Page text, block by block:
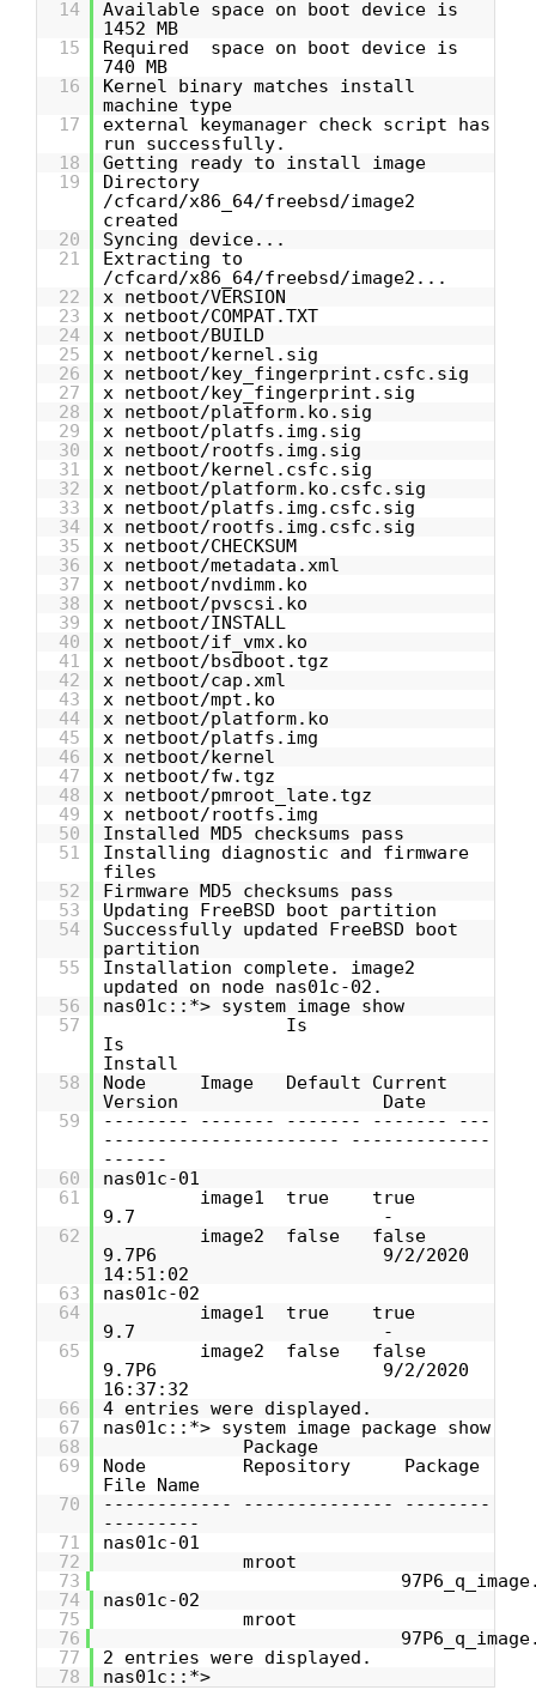
14
Available space on boot device is
1452 MB
15
Required space on boot device is
740 MB
16
Kernel binary matches install
machine type
17
external keymanager check script has
run successfully.
18
Getting ready to install image
19
Directory
/cfcard/x86_64/freebsd/image2
created
20
Syncing device...
21
Extracting to
/cfcard/x86_64/freebsd/image2...
22
x netboot/VERSION
23
x netboot/COMPAT.TXT
24
x netboot/BUILD
25
x netboot/kernel.sig
26
x netboot/key_fingerprint.csfc.sig
27
x netboot/key_fingerprint.sig
28
x netboot/platform.ko.sig
29
x netboot/platfs.img.sig
30
x netboot/rootfs.img.sig
31
x netboot/kernel.csfc.sig
32
x netboot/platform.ko.csfc.sig
33
x netboot/platfs.img.csfc.sig
34
x netboot/rootfs.img.csfc.sig
35
x netboot/CHECKSUM
36
x netboot/metadata.xml
37
x netboot/nvdimm.ko
38
x netboot/pvscsi.ko
39
x netboot/INSTALL
40
x netboot/if_vmx.ko
41
x netboot/bsdboot.tgz
42
x netboot/cap.xml
43
x netboot/mpt.ko
44
x netboot/platform.ko
45
x netboot/platfs.img
46
x netboot/kernel
47
x netboot/fw.tgz
48
x netboot/pmroot_late.tgz
49
x netboot/rootfs.img
50
Installed MD5 checksums pass
51
Installing diagnostic and firmware
files
52
Firmware MD5 checksums pass
53
Updating FreeBSD boot partition
54
Successfully updated FreeBSD boot
partition
55
Installation complete. image2
updated on node nas01c-02.
56
nas01c::*> system image show
57
Is
Is
Install
58
Node Image Default Current
Version Date
59
-------- ------- ------- ------- ---
---------------------- -------------
------
60
nas01c-01
61
image1 true true
9.7 -
62
image2 false false
9.7P6 9/2/2020
14:51:02
63
nas01c-02
64
image1 true true
9.7 -
65
image2 false false
9.7P6 9/2/2020
16:37:32
66
4 entries were displayed.
67
nas01c::*> system image package show
68
Package
69
Node Repository Package
File Name
70
------------ -------------- --------
---------
71
nas01c-01
72
mroot
73
74
nas01c-02
75
mroot
76
77
2 entries were displayed.
78
nas01c::*>